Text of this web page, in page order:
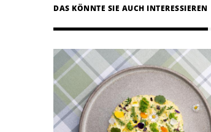
DAS KÖNNTE SIE AUCH INTERESSIEREN